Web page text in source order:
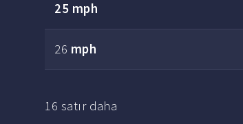
25 mph
26 mph
16 satır daha